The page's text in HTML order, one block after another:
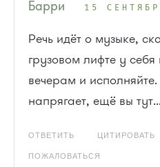
Барри 15
Речь идёт о музыке,
грузовом лифте у
вечерам и
напрягает, ещё вы тут...
ОТВЕТИТЬ ЦИТИРОВАТЬ
ПОЖАЛОВАТЬСЯ